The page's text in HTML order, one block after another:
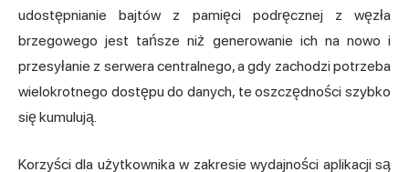
udostępnianie bajtów z pamięci podręcznej z węzła
brzegowego jest tańsze niż generowanie ich na nowo i
przesyłanie z serwera centralnego, a gdy zachodzi potrzeba
wielokrotnego dostępu do danych, te oszczędności szybko
się kumulują.
Korzyści dla użytkownika w zakresie wydajności aplikacji są